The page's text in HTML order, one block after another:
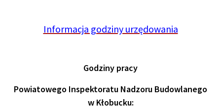
Informacja godziny urzędowania
Godziny pracy
Powiatowego Inspektoratu Nadzoru Budowlanego
w Kłobucku: